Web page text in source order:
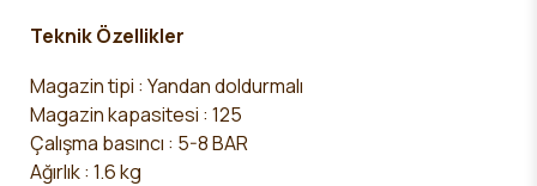
Teknik Özellikler
Magazin tipi : Yandan doldurmalı
Magazin kapasitesi : 125
Çalışma basıncı : 5-8 BAR
Ağırlık : 1.6 kg